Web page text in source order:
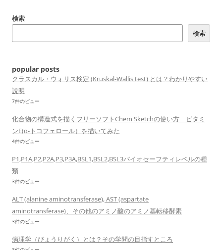
ー
検索
検索
popular posts
クラスカル・ウォリス検定 (Kruskal-Wallis test) とは？わかりやすい
説明
7件のビュー
化合物の構造式を描くフリーソフトChem Sketchの使い方 ビタミ
ンE(α-トコフェロール）を描いてみた
4件のビュー
P1,P1A,P2,P2A,P3,P3A,BSL1,BSL2,BSL3バイオセーフティレベルの種
類
3件のビュー
ALT (alanine aminotransferase), AST (aspartate
aminotransferase)、その他のアミノ酸のアミノ基転移酵素
3件のビュー
病理学（びょうりがく）とは？その学問の目指すところ